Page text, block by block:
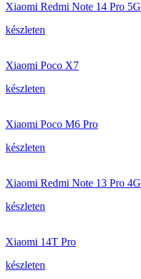
Xiaomi Redmi Note 14 Pro 5G
készleten
Xiaomi Poco X7
készleten
Xiaomi Poco M6 Pro
készleten
Xiaomi Redmi Note 13 Pro 4G
készleten
Xiaomi 14T Pro
készleten